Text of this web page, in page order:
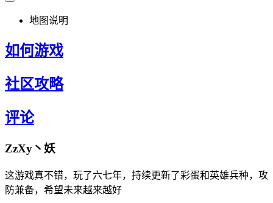
地图说明
如何游戏
社区攻略
评论
ZzXy丶妖
这游戏真不错，玩了六七年，持续更新了彩蛋和英雄兵种，攻
防兼备，希望未来越来越好